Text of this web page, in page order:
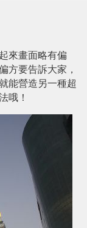
來畫面略有偏
方要告訴大家，
能營造另一種超
哦！